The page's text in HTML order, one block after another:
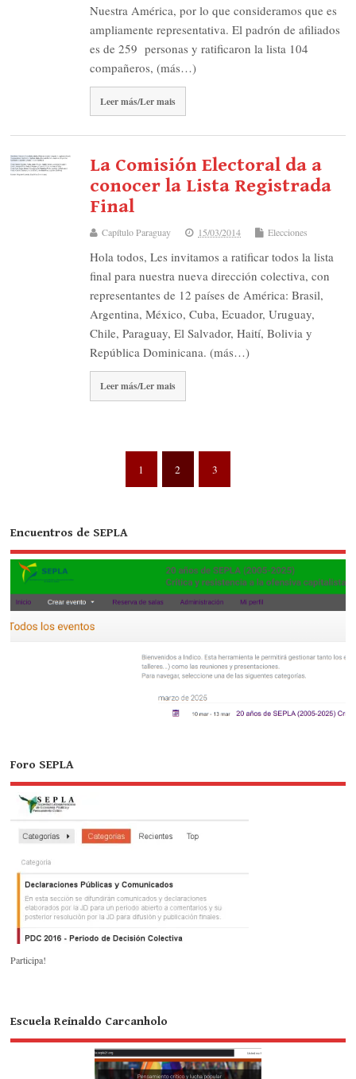
Nuestra América, por lo que consideramos que es
ampliamente representativa. El padrón de afiliados
es de 259 personas y ratificaron la lista 104
compañeros, (más…)
Leer más/Ler mais
La Comisión Electoral da a
conocer la Lista Registrada
Final
Capítulo Paraguay 15/03/2014 Elecciones
Hola todos, Les invitamos a ratificar todos la lista
final para nuestra nueva dirección colectiva, con
representantes de 12 países de América: Brasil,
Argentina, México, Cuba, Ecuador, Uruguay,
Chile, Paraguay, El Salvador, Haití, Bolivia y
República Dominicana. (más…)
Leer más/Ler mais
1 2 3
Encuentros de SEPLA
Foro SEPLA
Participa!
Escuela Reinaldo Carcanholo